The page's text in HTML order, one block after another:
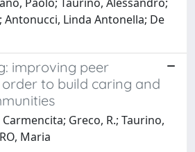
Linda Antonella; De
improving peer
to build caring and
Greco, R.; Taurino,
Maria